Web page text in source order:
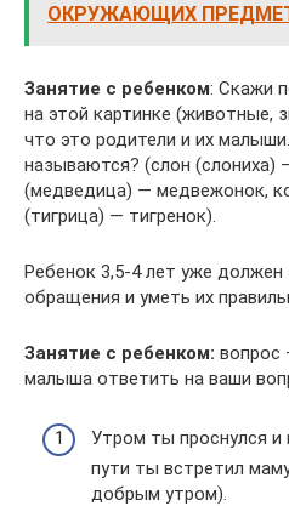
ОКРУЖАЮЩИХ
Занятие с ребенком: Скажи
на этой картинке (животные,
что это родители и их
называются? (слон (слониха)
(медведица) — медвежонок,
(тигрица) — тигренок).
Ребенок 3,5-4 лет уже должен
обращения и уметь их
Занятие с ребенком: вопрос
малыша ответить на ваши
Утром ты проснулся и
пути ты встретил
добрым утром).